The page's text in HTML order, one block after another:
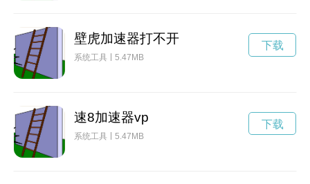
壁虎加速器打不开
系统工具 5.47MB
下载
速8加速器vp
系统工具 5.47MB
下载